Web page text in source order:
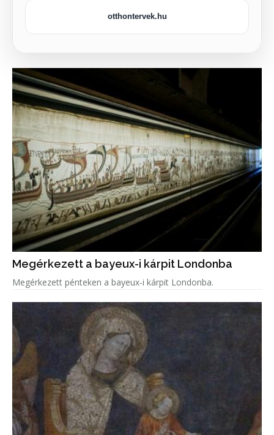
otthontervek.hu
Megérkezett a bayeux-i kárpit Londonba
Megérkezett pénteken a bayeux-i kárpit Londonba.